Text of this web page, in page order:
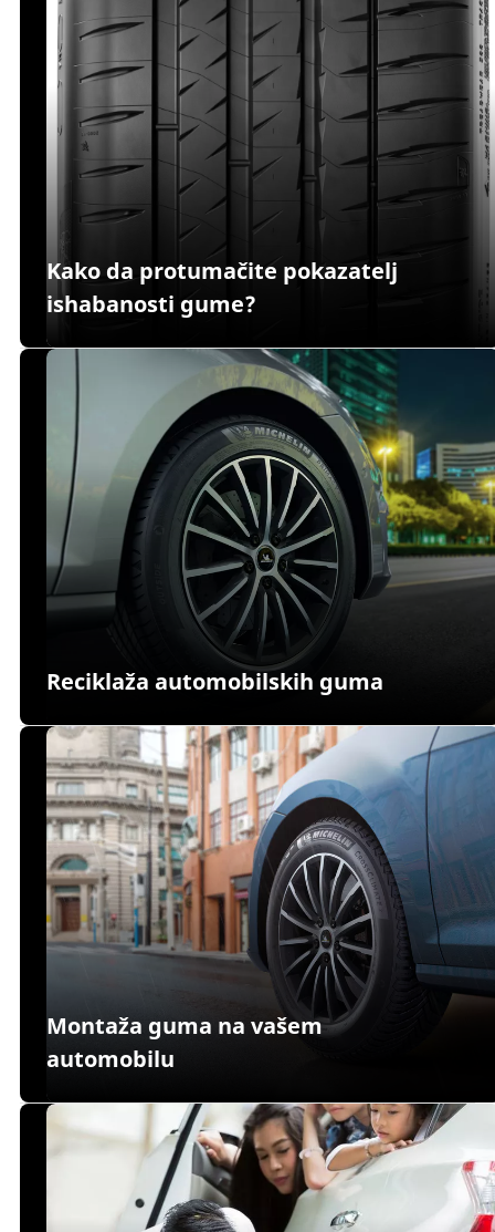
Kako da protumačite pokazatelj
ishabanosti gume?
Reciklaža automobilskih guma
Montaža guma na vašem
automobilu